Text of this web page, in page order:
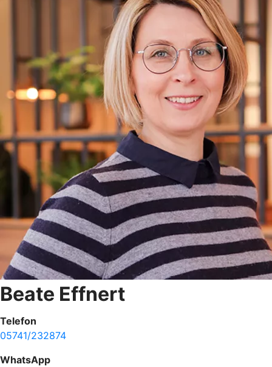
Beate Effnert
Telefon
05741/232874
WhatsApp